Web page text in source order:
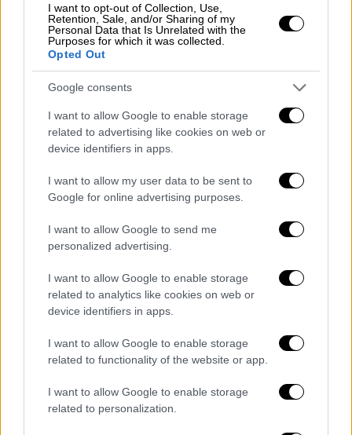
I want to opt-out of Collection, Use,
Retention, Sale, and/or Sharing of my
Personal Data that Is Unrelated with the
Purposes for which it was collected.
Opted Out
Google consents
I want to allow Google to enable storage
related to advertising like cookies on web or
device identifiers in apps.
I want to allow my user data to be sent to
Google for online advertising purposes.
I want to allow Google to send me
personalized advertising.
I want to allow Google to enable storage
related to analytics like cookies on web or
device identifiers in apps.
I want to allow Google to enable storage
related to functionality of the website or app.
I want to allow Google to enable storage
related to personalization.
Πολιτική|25.06.2026 15:00
Με «δώρα» ο Τραμπ στην Άγκυρα τον
εξελίξεις
πως οι ελληνοαμερικανικές σχέσεις έχουν
βάθος και δεν ετεροπροσδιορίζονται από τη
σχέση των ΗΠΑ με την Τουρκία